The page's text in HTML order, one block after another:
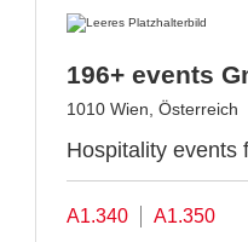
196+ events
1010 Wien, Österreich
Hospitality events
A1.340 A1.350